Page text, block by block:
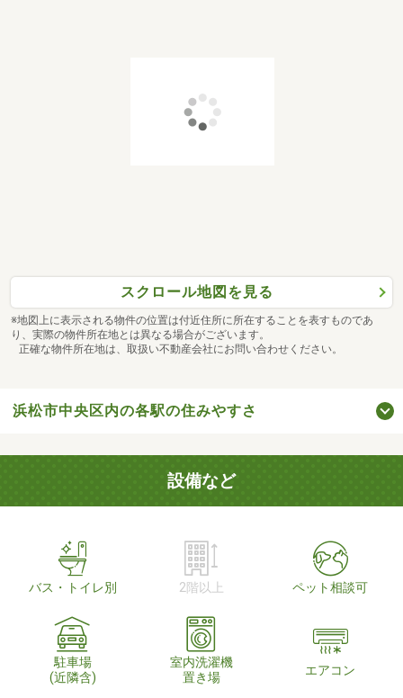
スクロール地図を見る
※地図上に表示される物件の位置は付近住所に所在することを表すものであ
り、実際の物件所在地とは異なる場合がございます。
正確な物件所在地は、取扱い不動産会社にお問い合わせください。
浜松市中央区内の各駅の住みやすさ
設備など
バス・トイレ別 2階以上 ペット相談可
駐車場
(近隣含)
室内洗濯機
置き場
エアコン